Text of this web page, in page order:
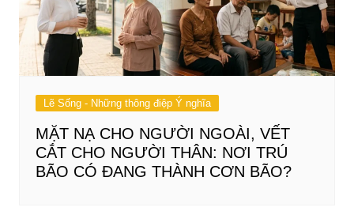
Lẽ Sống - Những thông điệp Ý nghĩa
MẶT NẠ CHO NGƯỜI NGOÀI, VẾT
CẮT CHO NGƯỜI THÂN: NƠI TRÚ
BÃO CÓ ĐANG THÀNH CƠN BÃO?